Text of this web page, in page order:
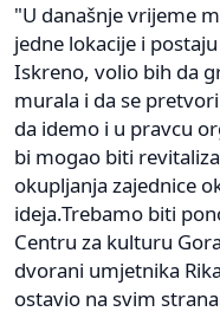
"U današnje vrijeme
jedne lokacije i
Iskreno, volio bih da
murala i da se
da idemo i u pravcu
bi mogao biti
okupljanja zajednice
ideja.Trebamo biti
Centru za kulturu
dvorani umjetnika
ostavio na svim